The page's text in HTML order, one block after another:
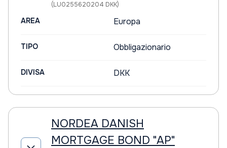
(LU0255620204 DKK)
AREA Europa
TIPO Obbligazionario
DIVISA DKK
NORDEA DANISH
MORTGAGE BOND "AP"